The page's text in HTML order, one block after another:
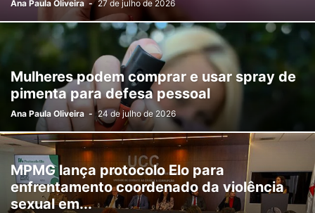
FILMES FOREX NEWS FOTOGRAFIA
GOVERNO IMPOSTOS INFLAÇÃO INOVAÇÃO INTERNACIONAL
JUDICIÁRIO LITERATURA MEIO AMBIENTE
MINAS GERAIS MOBILIDADE MÚSICA
OUTROS DESTAQUES POLÍTICA RELIGIÃO RIO DE JANEIRO
SAÚDE SEGURANÇA SEM CATEGORIA TÁ FROID?
TECNOLOGIA VIOLÊNCIA
Ana Paula Oliveira - 27 de julho de 2026
Mulheres podem comprar e usar spray de
pimenta para defesa pessoal
Ana Paula Oliveira - 24 de julho de 2026
MPMG lança protocolo Elo para
enfrentamento coordenado da violência
sexual em...